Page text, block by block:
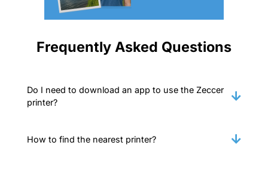
Frequently Asked Questions
Do I need to download an app to use the Zeccer
printer?
How to find the nearest printer?